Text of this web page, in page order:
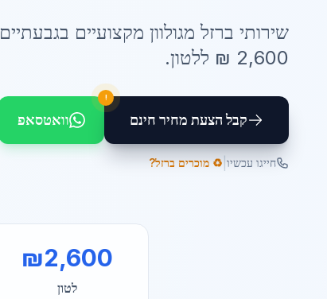
שירותי ברזל מגולוון מקצועיים בגבעתיים
2,600 ₪ ללטון.
קבל הצעת מחיר חינם
!
וואטסאפ
חייגו עכשיו ♻️ מוכרים ברזל?
₪2,600
לטון